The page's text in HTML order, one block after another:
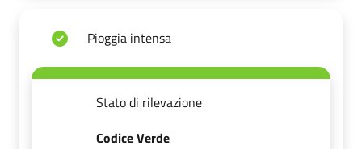
Pioggia intensa
Stato di rilevazione
Codice Verde